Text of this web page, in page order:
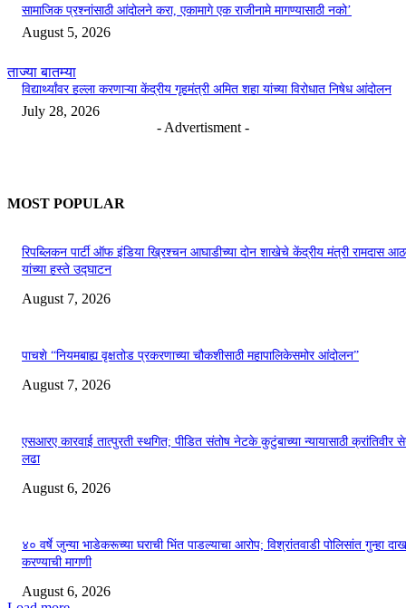
सामाजिक प्रश्नांसाठी आंदोलने करा, एकामागे एक राजीनामे मागण्यासाठी नको’
August 5, 2026
ताज्या बातम्या
विद्यार्थ्यांवर हल्ला करणाऱ्या केंद्रीय गृहमंत्री अमित शहा यांच्या विरोधात निषेध आंदोलन
July 28, 2026
- Advertisment -
MOST POPULAR
रिपब्लिकन पार्टी ऑफ इंडिया ख्रिश्चन आघाडीच्या दोन शाखेचे केंद्रीय मंत्री रामदास
यांच्या हस्ते उद्घाटन
August 7, 2026
पाचशे “नियमबाह्य वृक्षतोड प्रकरणाच्या चौकशीसाठी महापालिकेसमोर आंदोलन”
August 7, 2026
एसआरए कारवाई तात्पुरती स्थगित; पीडित संतोष नेटके कुटुंबाच्या न्यायासाठी क्रांतिवीर
लढा
August 6, 2026
४० वर्षे जुन्या भाडेकरूच्या घराची भिंत पाडल्याचा आरोप; विश्रांतवाडी पोलिसांत गुन्हा
करण्याची मागणी
August 6, 2026